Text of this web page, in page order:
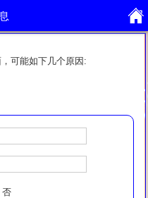
可能如下几个原因:
否